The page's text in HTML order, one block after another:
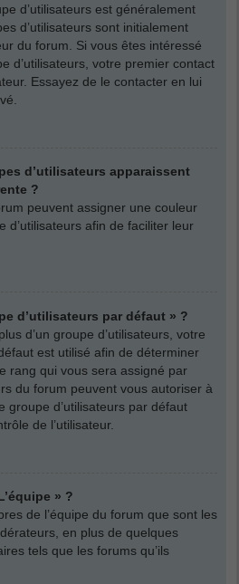
d’utilisateurs est généralement
d’utilisateurs sont initialement
du forum. Si vous êtes intéressé
d’utilisateurs, votre premier contact
Essayez de le contacter en lui
d’utilisateurs apparaissent
?
peuvent assigner une couleur
d’utilisateurs afin de faciliter leur
d’utilisateurs par défaut » ?
d’un groupe d’utilisateurs, votre
est utilisé afin de déterminer
rang qui vous sera assigné par
du forum peuvent vous autoriser à
groupe d’utilisateurs par défaut
de l’utilisateur.
» ?
de l’équipe du forum que sont les
en plus de quelques
tels que les forums qu’ils